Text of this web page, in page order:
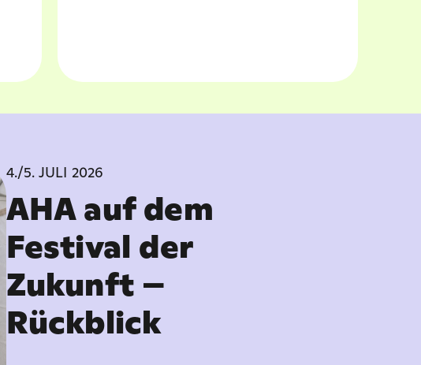
4./5. JULI 2026
AHA auf dem
Festival der
Zukunft –
Rückblick